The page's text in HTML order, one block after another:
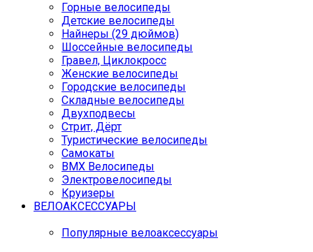
Горные велосипеды
Детские велосипеды
Найнеры (29 дюймов)
Шоссейные велосипеды
Гравел, Циклокросс
Женские велосипеды
Городcкие велосипеды
Складные велосипеды
Двухподвесы
Стрит, Дёрт
Туристические велосипеды
Самокаты
BMX Велосипеды
Электровелосипеды
Круизеры
ВЕЛОАКСЕССУАРЫ
Популярные велоаксессуары